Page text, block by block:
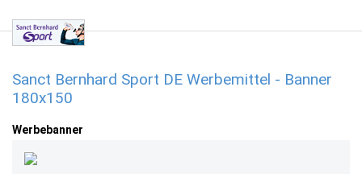
Sanct Bernhard Sport DE Werbemittel - Banner
180x150
Werbebanner